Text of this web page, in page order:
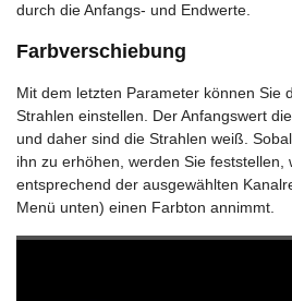
durch die Anfangs- und Endwerte.
Farbverschiebung
Mit dem letzten Parameter können Sie
Strahlen einstellen. Der Anfangswert
und daher sind die Strahlen weiß.
ihn zu erhöhen, werden Sie feststellen,
entsprechend der ausgewählten
Menü unten) einen Farbton annimmt.